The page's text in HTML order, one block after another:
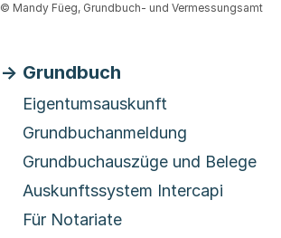
© Mandy Füeg, Grundbuch- und Vermessungsamt
Grundbuch
Eigentumsauskunft
Grundbuchanmeldung
Grundbuchauszüge und Belege
Auskunftssystem Intercapi
Für Notariate